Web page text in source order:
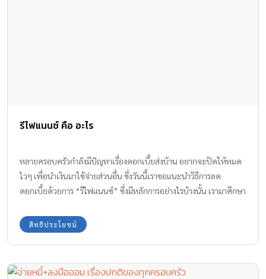
รีไฟแนนซ์ คือ อะไร
หลายครอบครัวกำลังมีปัญหาเรื่องดอกเบี้ยส่งบ้าน อยากจะปิดให้หมด
ไวๆ เพื่อนำเงินมาใช้จ่ายส่วนอื่น ซึ่งวันนี้เราขอแนะนำวิธีการลด
ดอกเบี้ยด้วยการ “รีไฟแนนซ์” ซึ่งมีหลักการอย่างไรบ้างนั้น เรามาศึกษา
สิทธิประโยชน์